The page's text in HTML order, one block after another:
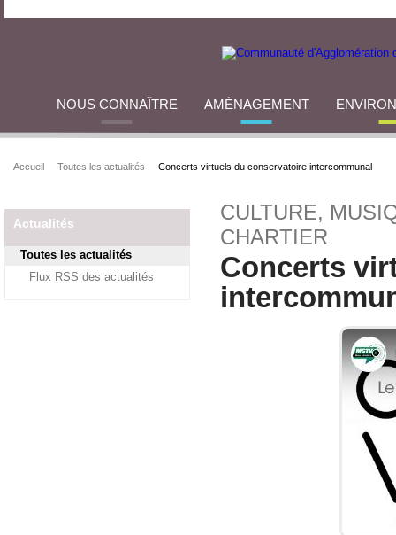
NOUS CONNAÎTRE AMÉNAGEMENT
Accueil Toutes les actualités Concerts virtuels du conservatoire intercommunal
Actualités
Toutes les actualités
Flux RSS des actualités
CULTURE,
CHARTIER
Concerts